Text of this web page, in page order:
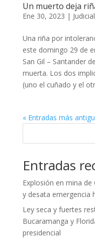
Un muerto deja
Ene 30, 2023 | Judicial
Una riña por
este domingo 29 de
San Gil – Santander
muerta. Los dos
(uno el cuñado y el
« Entradas más
Entradas
Explosión en mina
y desata emergencia
Ley seca y fuertes
Bucaramanga y
presidencial